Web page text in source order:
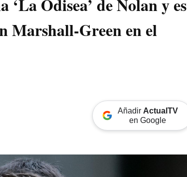
Marshall-Green en el
Añadir ActualTV
en Google